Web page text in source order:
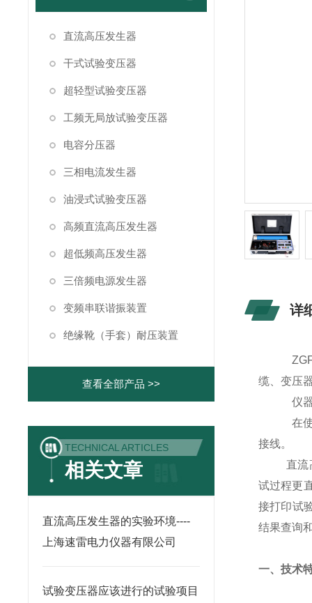
直流高压发生器
干式试验变压器
超轻型试验变压器
工频无局放试验变压器
电容分压器
三相电流发生器
油浸式试验变压器
高频直流高压发生器
超低频高压发生器
三倍频电源发生器
变频串联谐振装置
绝缘靴（手套）耐压装置
查看全部产品 >>
TECHNICAL ARTICLES
相关文章
直流高压发生器的实验环境----
上海速雷电力仪器有限公司
试验变压器应该进行的试验项目
详
缆、变压
仪
在
接线。
直流
试过程更
接打印试
结果查询
一、技术